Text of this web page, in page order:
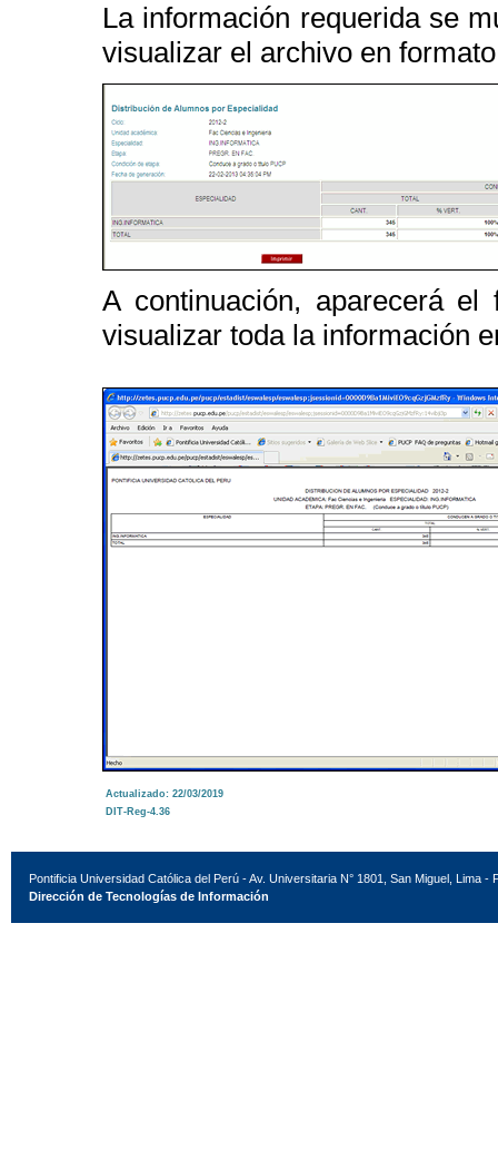
La información requerida se
visualizar el archivo en
A continuación, aparecerá
visualizar toda la información
Actualizado: 22/03/2019
DIT-Reg-4.36
Pontificia Universidad Católica del Perú - Av. Universitaria N° 1801, San Miguel, Lima -
Dirección de Tecnologías de Información